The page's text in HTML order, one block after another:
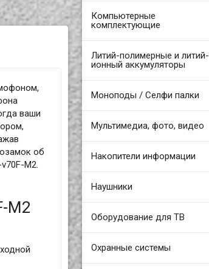
Компьютерные
комплектующие
Литий-полимерные и литий-
ионный аккумуляторы
Моноподы / Селфи палки
Мультимедиа, фото, видео
Накопители информации
Наушники
Оборудование для ТВ
Охранные системы
ваши
об
M2.
M2